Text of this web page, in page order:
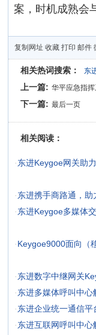
案，时机成熟会
复制网址 收藏 打印 邮件
相关热词搜索： 东
上一篇: 华平应急指
下一篇: 最后一页
相关阅读：
·东进Keygoe网关助
·东进携手商路通，
·东进Keygoe多媒体
·Keygoe9000面向（
·东进数字中继网关
·东进多媒体呼叫中心
·东进企业统一通信平
·东进互联网呼叫中心